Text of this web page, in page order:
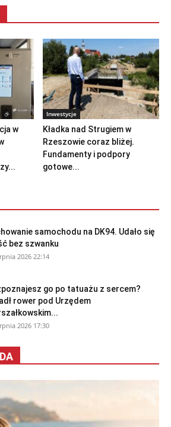
w
Inwestycje
Kładka nad Strugiem w
Rzeszowie coraz bliżej.
Fundamenty i podpory
gotowe...
samochodu na DK94. Udało się
bez szwanku
2026 22:14
go po tatuażu z sercem?
rower pod Urzędem
2026 17:30